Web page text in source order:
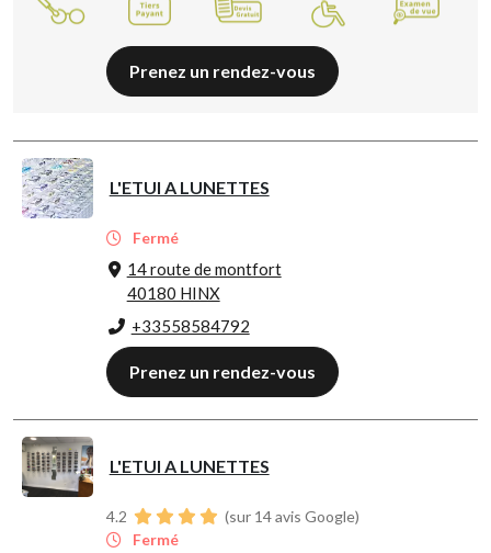
Prenez un rendez-vous
L'ETUI A LUNETTES
Fermé
14 route de montfort
40180 HINX
+33558584792
Prenez un rendez-vous
L'ETUI A LUNETTES
4.2
(sur 14 avis Google)
Fermé